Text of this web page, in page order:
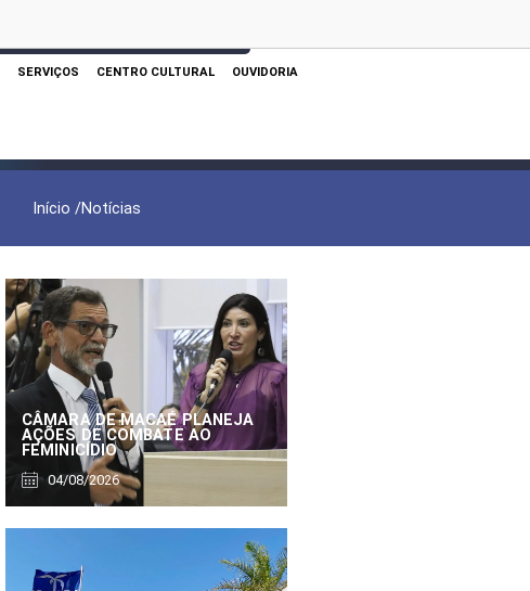
SERVIÇOS CENTRO CULTURAL OUVIDORIA
Início /Notícias
CÂMARA DE MACAÉ PLANEJA
AÇÕES DE COMBATE AO
FEMINICÍDIO
04/08/2026